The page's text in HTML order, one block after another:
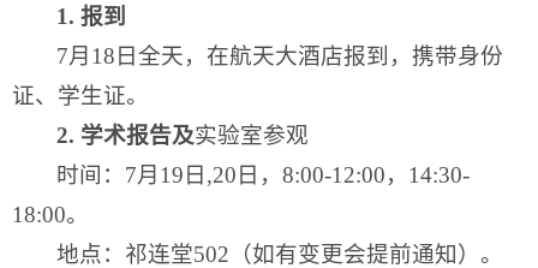
1. 报到
7月18日全天，在航天大酒店报到，携带身份
证、学生证。
2. 学术报告及实验室参观
时间：7月19日,20日，8:00-12:00，14:30-
18:00。
地点：祁连堂502（如有变更会提前通知）。